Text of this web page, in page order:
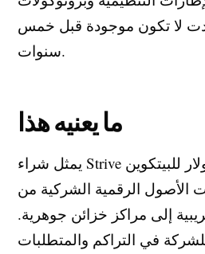
لا تكون موجودة قبل خمس
سنوات.
ما يعنيه هذا
يمثل شراء Strive بقيمة 185 مليون دولار للبيتكوين
الأصول الرقمية الشركية من
إلى مراكز خزائن جوهرية.
في التراكم والمتطلبات